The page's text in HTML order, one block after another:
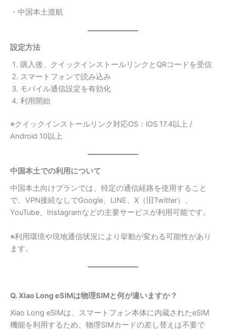
・中国本土渡航
設定方法
購入後、クイックインストールリンクとQRコードを受信
スマートフォンで読み込み
モバイル通信設定を有効化
利用開始
※クイックインストールリンク対応OS：iOS 17.4以上 /
Android 10以上
中国本土での利用について
中国本土向けプランでは、特定の通信経路を使用すること
で、VPN接続なしでGoogle、LINE、X（旧Twitter）、
YouTube、Instagramなどの主要サービスが利用可能です。
※利用環境や現地通信状況により挙動が変わる可能性があり
ます。
Q. Xiao Long eSIMは物理SIMと何が違いますか？
Xiao Long eSIMは、スマートフォン本体に内蔵されたeSIM
機能を利用するため、物理SIMカードの差し替えは不要で